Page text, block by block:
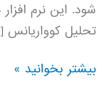
شود. این نرم
تحلیل
آموزش
بیشتر بخوانید »